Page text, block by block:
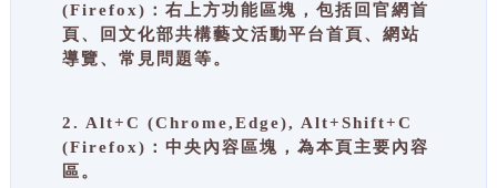
(Firefox)：右上方功能區塊，包括回官網首
頁、回文化部共構藝文活動平台首頁、網站
導覽、常見問題等。
2. Alt+C (Chrome,Edge), Alt+Shift+C
(Firefox)：中央內容區塊，為本頁主要內容
區。